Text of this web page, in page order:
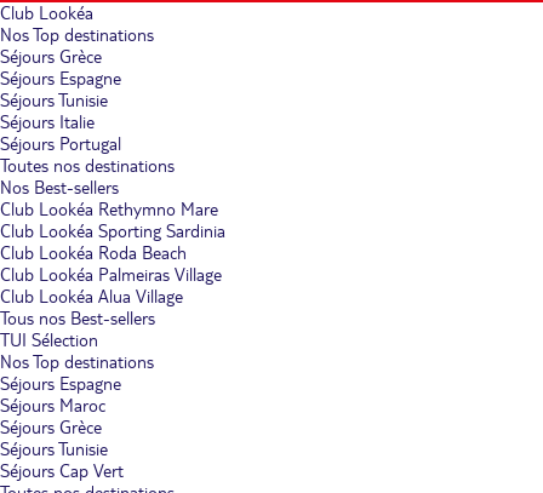
Club Lookéa
Nos Top destinations
Séjours Grèce
Séjours Espagne
Séjours Tunisie
Séjours Italie
Séjours Portugal
Toutes nos destinations
Nos Best-sellers
Club Lookéa Rethymno Mare
Club Lookéa Sporting Sardinia
Club Lookéa Roda Beach
Club Lookéa Palmeiras Village
Club Lookéa Alua Village
Tous nos Best-sellers
TUI Sélection
Nos Top destinations
Séjours Espagne
Séjours Maroc
Séjours Grèce
Séjours Tunisie
Séjours Cap Vert